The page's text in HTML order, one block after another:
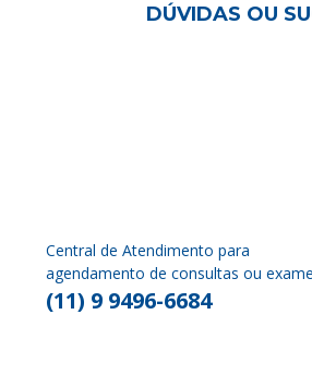
DÚVIDAS OU
Central de Atendimento para
agendamento de consultas ou
(11) 9 9496-6684